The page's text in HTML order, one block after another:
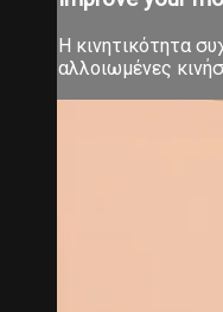
Η κινητικότητα
αλλοιωμένες